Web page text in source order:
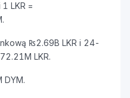
LKR =
₨2.69B LKR i 24-
LKR.
DYM.